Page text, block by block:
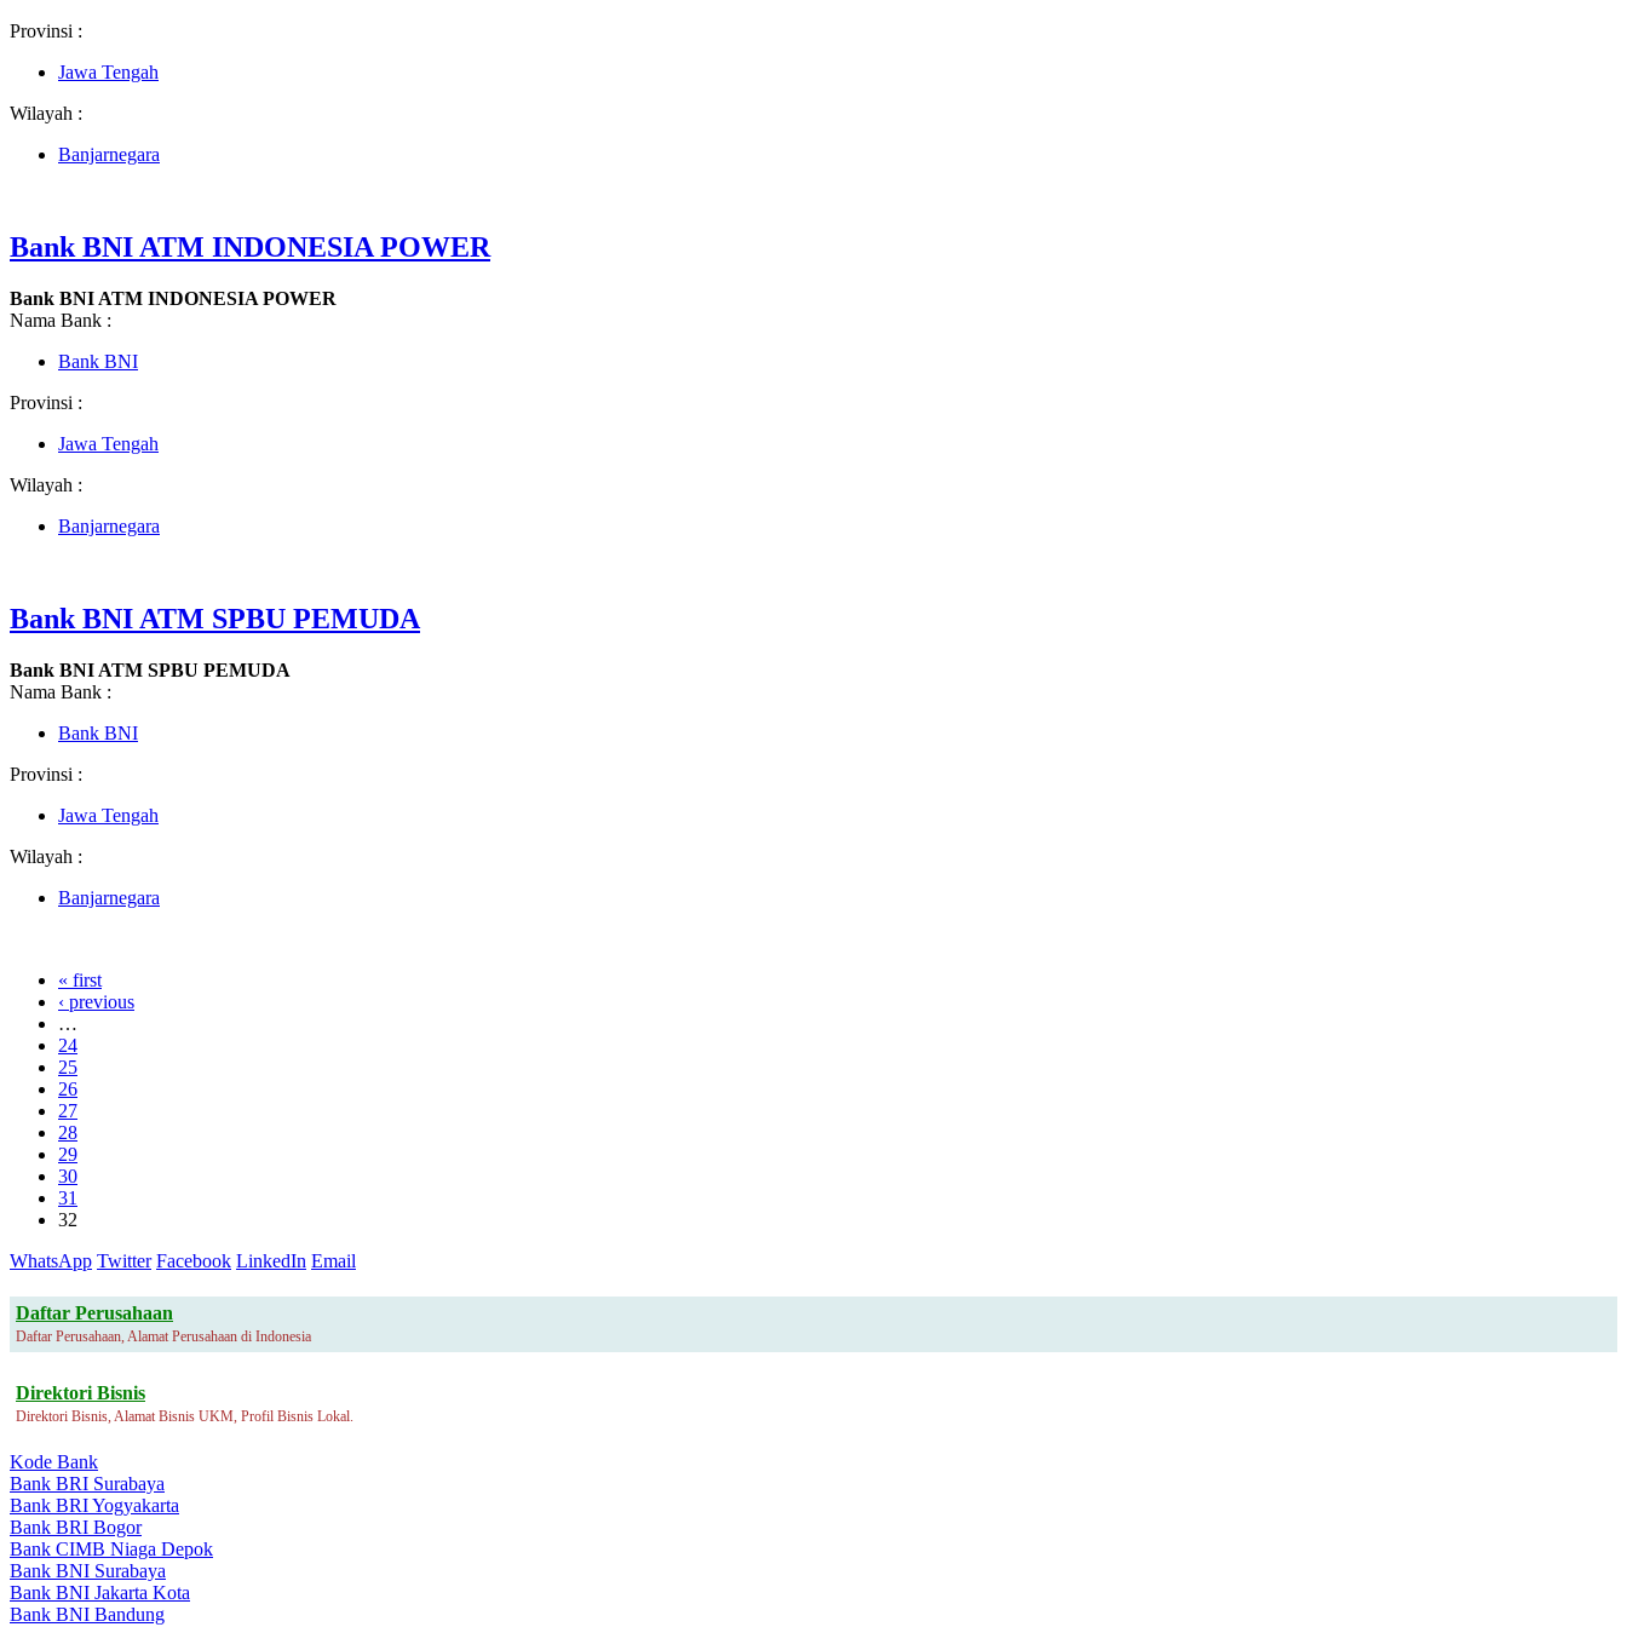
Provinsi :
Jawa Tengah
Wilayah :
Banjarnegara
Bank BNI ATM INDONESIA POWER
Bank BNI ATM INDONESIA POWER
Nama Bank :
Bank BNI
Provinsi :
Jawa Tengah
Wilayah :
Banjarnegara
Bank BNI ATM SPBU PEMUDA
Bank BNI ATM SPBU PEMUDA
Nama Bank :
Bank BNI
Provinsi :
Jawa Tengah
Wilayah :
Banjarnegara
« first
‹ previous
…
24
25
26
27
28
29
30
31
32
WhatsApp Twitter Facebook LinkedIn Email
Daftar Perusahaan
Daftar Perusahaan, Alamat Perusahaan di Indonesia
Direktori Bisnis
Direktori Bisnis, Alamat Bisnis UKM, Profil Bisnis Lokal.
Kode Bank
Bank BRI Surabaya
Bank BRI Yogyakarta
Bank BRI Bogor
Bank CIMB Niaga Depok
Bank BNI Surabaya
Bank BNI Jakarta Kota
Bank BNI Bandung